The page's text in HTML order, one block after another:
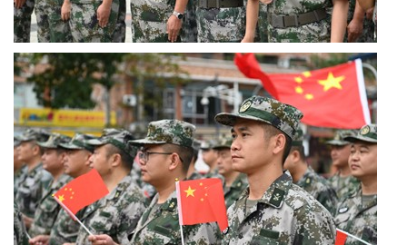
制
天
府
社
区
天
府